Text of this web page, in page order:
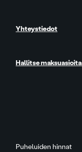
Puheluiden hinnat
Yhteystiedot
Hallitse